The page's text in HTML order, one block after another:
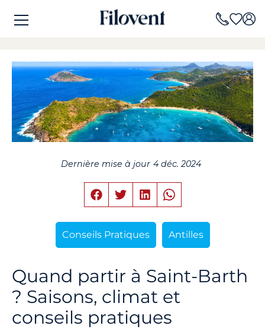
Dernière mise à jour 4 déc. 2024
Conseils Pratiques Antilles
Quand partir à Saint-Barth
? Saisons, climat et
conseils pratiques